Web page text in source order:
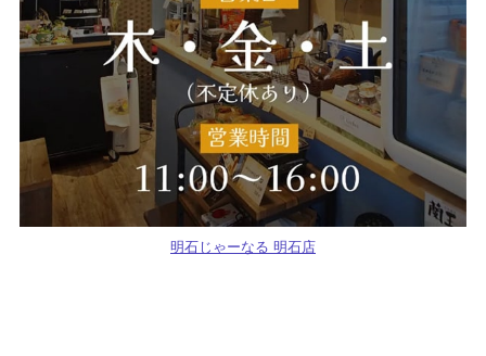
明石じゃーなる 明石店